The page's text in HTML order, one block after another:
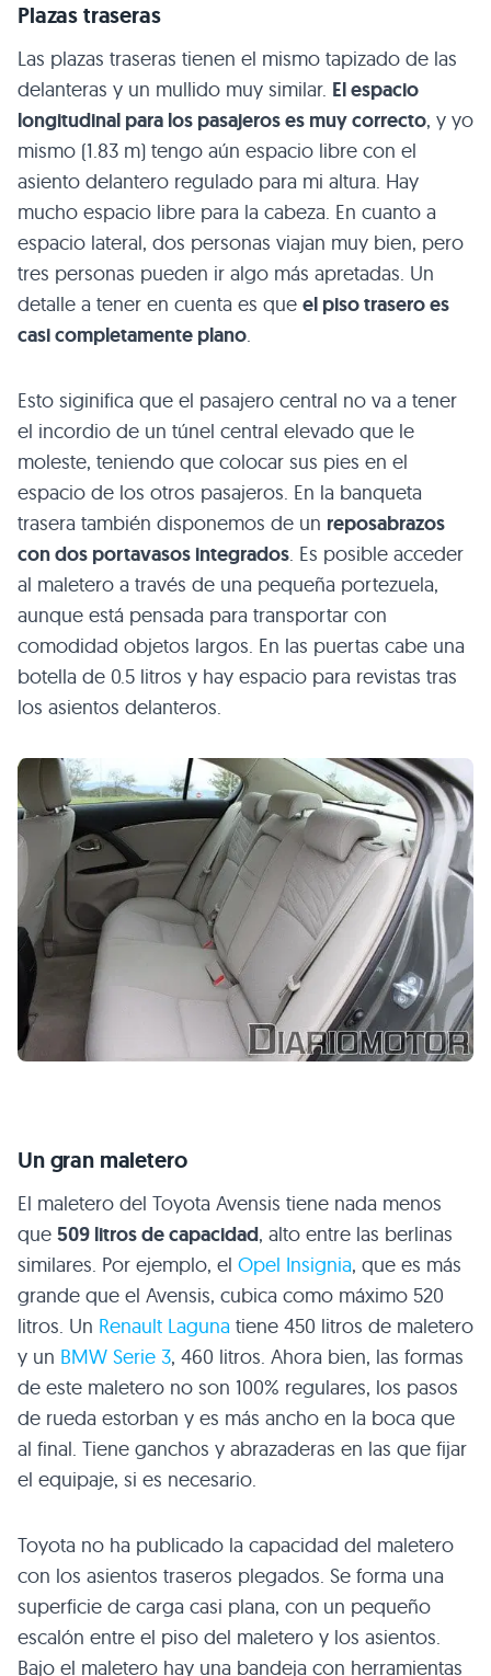
Plazas traseras
Las plazas traseras tienen el mismo tapizado de las
delanteras y un mullido muy similar. El espacio
longitudinal para los pasajeros es muy correcto, y yo
mismo (1.83 m) tengo aún espacio libre con el
asiento delantero regulado para mi altura. Hay
mucho espacio libre para la cabeza. En cuanto a
espacio lateral, dos personas viajan muy bien, pero
tres personas pueden ir algo más apretadas. Un
detalle a tener en cuenta es que el piso trasero es
casi completamente plano.
Esto siginifica que el pasajero central no va a tener
el incordio de un túnel central elevado que le
moleste, teniendo que colocar sus pies en el
espacio de los otros pasajeros. En la banqueta
trasera también disponemos de un reposabrazos
con dos portavasos integrados. Es posible acceder
al maletero a través de una pequeña portezuela,
aunque está pensada para transportar con
comodidad objetos largos. En las puertas cabe una
botella de 0.5 litros y hay espacio para revistas tras
los asientos delanteros.
Un gran maletero
El maletero del Toyota Avensis tiene nada menos
que 509 litros de capacidad, alto entre las berlinas
similares. Por ejemplo, el Opel Insignia, que es más
grande que el Avensis, cubica como máximo 520
litros. Un Renault Laguna tiene 450 litros de maletero
y un BMW Serie 3, 460 litros. Ahora bien, las formas
de este maletero no son 100% regulares, los pasos
de rueda estorban y es más ancho en la boca que
al final. Tiene ganchos y abrazaderas en las que fijar
el equipaje, si es necesario.
Toyota no ha publicado la capacidad del maletero
con los asientos traseros plegados. Se forma una
superficie de carga casi plana, con un pequeño
escalón entre el piso del maletero y los asientos.
Bajo el maletero hay una bandeja con herramientas